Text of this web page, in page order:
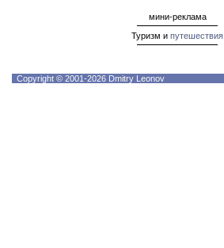
мини-реклама
Туризм и путешествия
Copyright © 2001-2026 Dmitry Leonov